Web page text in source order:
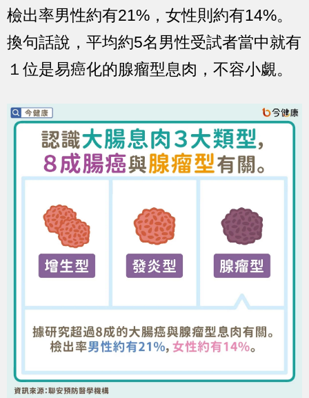
檢出率男性約有21%，女性則約有14%。
換句話說，平均約5名男性受試者當中就有
１位是易癌化的腺瘤型息肉，不容小覷。